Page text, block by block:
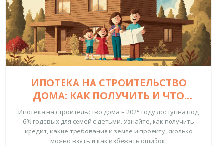
ИПОТЕКА НА СТРОИТЕЛЬСТВО
ДОМА: КАК ПОЛУЧИТЬ И ЧТО
УЧЕСТЬ В 2025 ГОДУ
Ипотека на строительство дома в 2025 году доступна под
6% годовых для семей с детьми. Узнайте, как получить
кредит, какие требования к земле и проекту, сколько
можно взять и как избежать ошибок.